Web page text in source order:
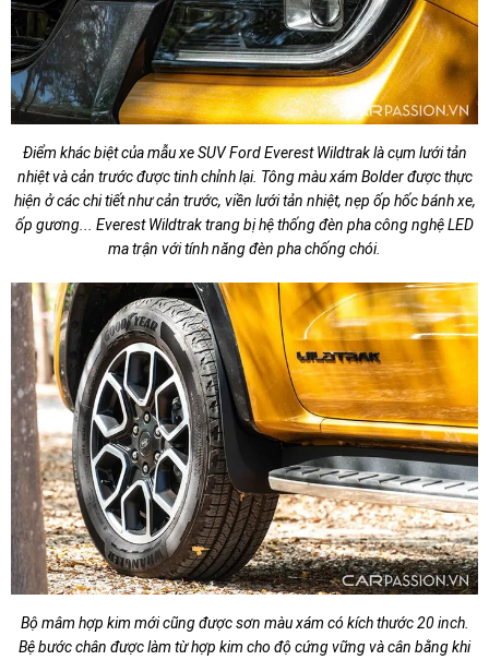
Điểm khác biệt của mẫu xe SUV Ford Everest Wildtrak là cụm lưới tản
nhiệt và cản trước được tinh chỉnh lại. Tông màu xám Bolder được thực
hiện ở các chi tiết như cản trước, viền lưới tản nhiệt, nẹp ốp hốc bánh xe,
ốp gương... Everest Wildtrak trang bị hệ thống đèn pha công nghệ LED
ma trận với tính năng đèn pha chống chói.
Bộ mâm hợp kim mới cũng được sơn màu xám có kích thước 20 inch.
Bệ bước chân được làm từ hợp kim cho độ cứng vững và cân bằng khi